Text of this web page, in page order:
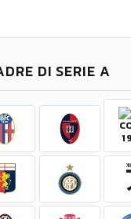
DI SERIE A